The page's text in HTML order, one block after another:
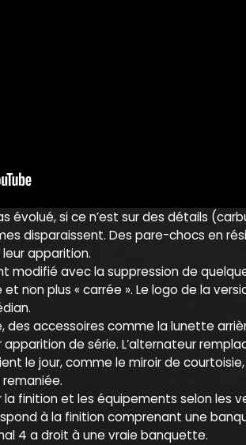
évolué, si ce n’est sur des détails
disparaissent. Des pare-chocs en
apparition.
avec la suppression de
non plus « carrée ». Le logo de la
des accessoires comme la lunette
de série. L’alternateur
le jour, comme le miroir de
finition et les équipements selon les
à la finition comprenant une
4 a droit à une vraie banquette.